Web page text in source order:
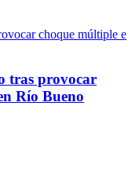
tras provocar
Río Bueno